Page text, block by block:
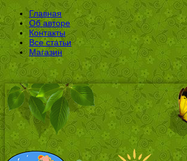
Главная
Об авторе
Контакты
Все статьи
Магазин